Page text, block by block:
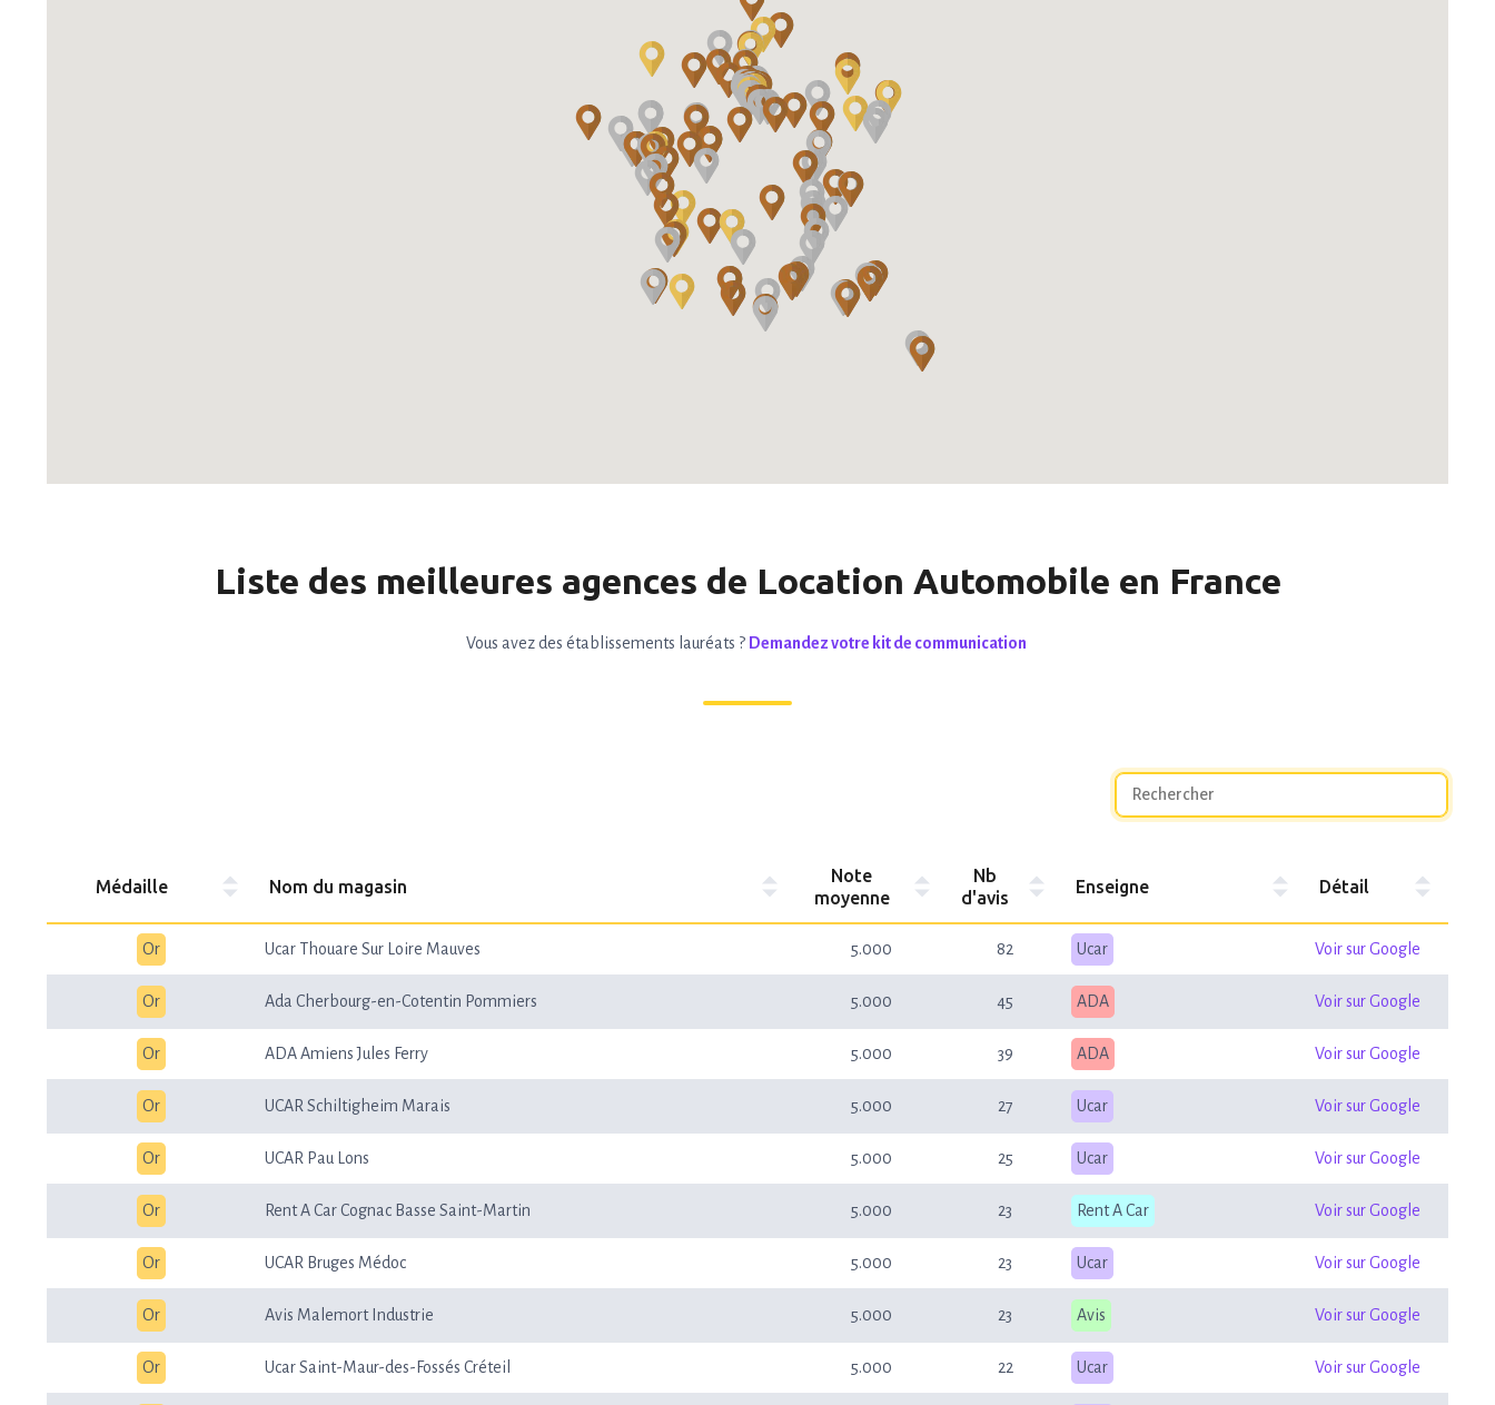
Liste des meilleures agences de Location Automobile en France
Vous avez des établissements lauréats ? Demandez votre kit de communication
Médaille Nom du magasin
Note
moyenne
Nb
d'avis
Enseigne Détail
Or Ucar Thouare Sur Loire Mauves 5.000 82 Ucar Voir sur Google
Or Ada Cherbourg-en-Cotentin Pommiers 5.000 45 ADA Voir sur Google
Or ADA Amiens Jules Ferry 5.000 39 ADA Voir sur Google
Or UCAR Schiltigheim Marais 5.000 27 Ucar Voir sur Google
Or UCAR Pau Lons 5.000 25 Ucar Voir sur Google
Or Rent A Car Cognac Basse Saint-Martin 5.000 23 Rent A Car Voir sur Google
Or UCAR Bruges Médoc 5.000 23 Ucar Voir sur Google
Or Avis Malemort Industrie 5.000 23 Avis Voir sur Google
Or Ucar Saint-Maur-des-Fossés Créteil 5.000 22 Ucar Voir sur Google